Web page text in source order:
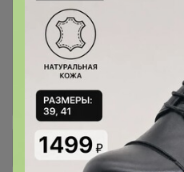
Баня и сауна
Бритьё и стрижка
+ Ещё 87